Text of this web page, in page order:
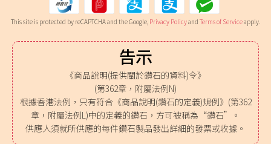
This site is protected by reCAPTCHA and the Google, Privacy Policyand Terms of Serviceapply.
告示
《商品說明(提供關於鑽石的資料)令》
(第362章，附屬法例N)
根據香港法例，只有符合《商品說明(鑽石的定義)規例》(第362
章，附屬法例L)中的定義的鑽石，方可被稱為“鑽石”。
供應人須就所供應的每件鑽石製品發出詳細的發票或收據。